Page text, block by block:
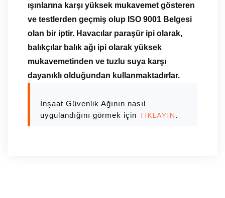
ışınlarına karşı yüksek mukavemet gösteren
ve testlerden geçmiş olup ISO 9001 Belgesi
olan bir iptir. Havacılar paraşür ipi olarak,
balıkçılar balık ağı ipi olarak yüksek
mukavemetinden ve tuzlu suya karşı
dayanıklı olduğundan kullanmaktadırlar.
İnşaat Güvenlik Ağının nasıl
uygulandığını görmek için TIKLAYIN.